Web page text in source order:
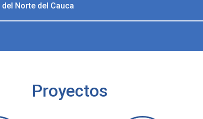
Norte del Cauca
Proyectos